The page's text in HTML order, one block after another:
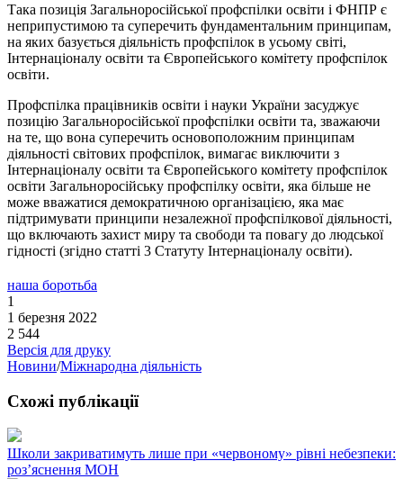
Така позиція Загальноросійської профспілки освіти і ФНПР є
неприпустимою та суперечить фундаментальним принципам,
на яких базується діяльність профспілок в усьому світі,
Інтернаціоналу освіти та Європейського комітету профспілок
освіти.
Профспілка працівників освіти і науки України засуджує
позицію Загальноросійської профспілки освіти та, зважаючи
на те, що вона суперечить основоположним принципам
діяльності світових профспілок, вимагає виключити з
Інтернаціоналу освіти та Європейського комітету профспілок
освіти Загальноросійську профспілку освіти, яка більше не
може вважатися демократичною організацією, яка має
підтримувати принципи незалежної профспілкової діяльності,
що включають захист миру та свободи та повагу до людської
гідності (згідно статті 3 Статуту Інтернаціоналу освіти).
наша боротьба
1
1 березня 2022
2 544
Версія для друку
Новини/Міжнародна діяльність
Схожі публікації
Школи закриватимуть лише при «червоному» рівні небезпеки:
роз’яснення МОН